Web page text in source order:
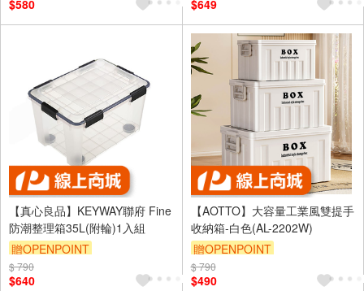
$580 $649
【真心良品】KEYWAY聯府 Fine
防潮整理箱35L(附輪)1入組
贈OPENPOINT
訂單滿1999享95折
$ 790
$640
【AOTTO】大容量工業風雙提手
收納箱-白色(AL-2202W)
贈OPENPOINT
滿3000享95折
$ 790
$490